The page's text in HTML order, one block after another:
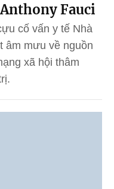
Fauci
cố vấn y tế Nhà
âm mưu về nguồn
xã hội thâm